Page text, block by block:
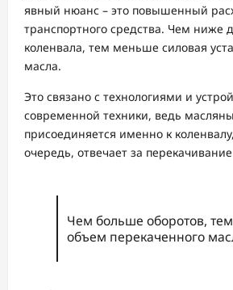
явный нюанс – это повышенный
транспортного средства. Чем ниже
коленвала, тем меньше силовая
масла.
Это связано с технологиями и
современной техники, ведь
присоединяется именно к
очередь, отвечает за
Чем больше оборотов,
объем перекаченного